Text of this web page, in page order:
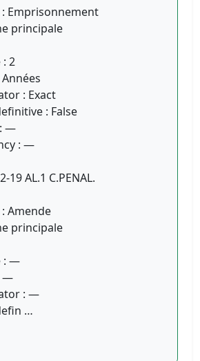
Emprisonnement
principale
2
: Exact
: False
—
: —
19 AL.1 C.PENAL.
Amende
principale
: —
—
: —
…